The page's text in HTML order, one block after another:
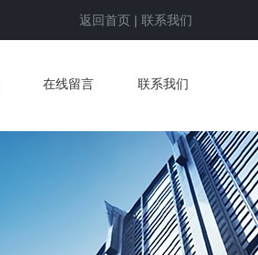
返回首页 | 联系我们
在线留言 联系我们